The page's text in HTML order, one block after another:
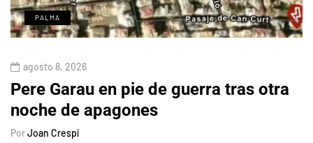
PALMA
agosto 8, 2026
Pere Garau en pie de guerra tras otra
noche de apagones
PorJoan Crespí